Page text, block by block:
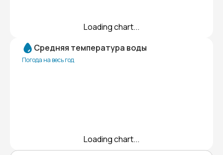
Loading chart...
Средняя температура воды
Погода на весь год
Loading chart...